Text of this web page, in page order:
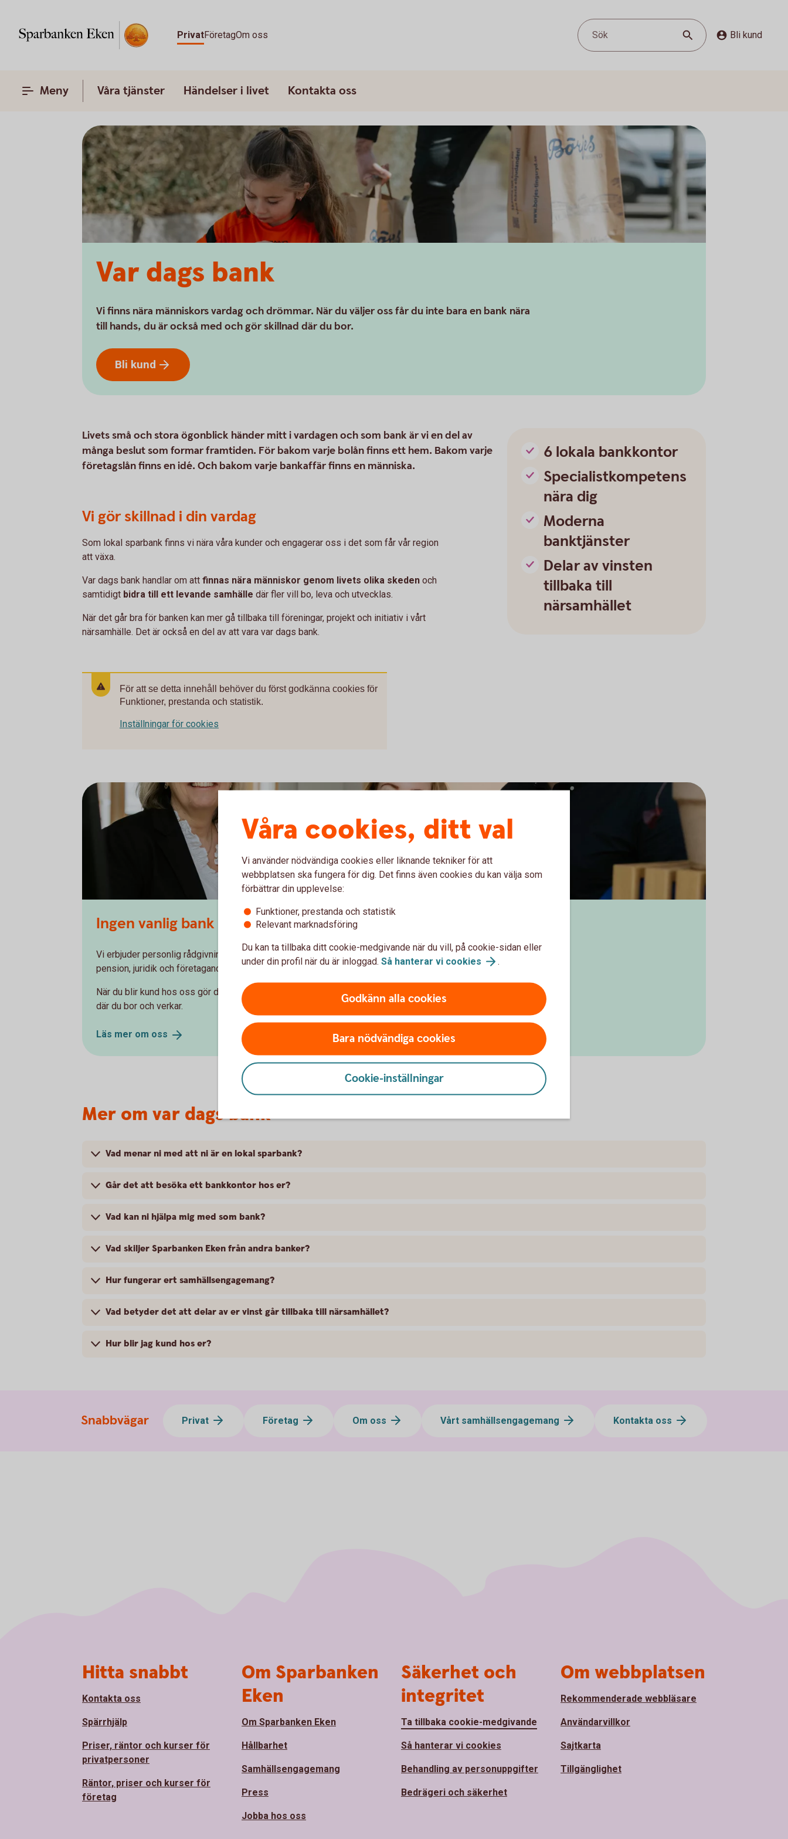
PrivatFöretagOm oss Sök Bli kund
Meny Våra tjänster Händelser i livet Kontakta oss
Var dags bank
Vi finns nära människors vardag och drömmar. När du väljer oss får du inte bara en bank nära
till hands, du är också med och gör skillnad där du bor.
Bli kund
Livets små och stora ögonblick händer mitt i vardagen och som bank är vi en del av
många beslut som formar framtiden. För bakom varje bolån finns ett hem. Bakom varje
företagslån finns en idé. Och bakom varje bankaffär finns en människa.
Vi gör skillnad i din vardag
Som lokal sparbank finns vi nära våra kunder och engagerar oss i det som får vår region
att växa.
Var dags bank handlar om att finnas nära människor genom livets olika skeden och
samtidigt bidra till ett levande samhälle där fler vill bo, leva och utvecklas.
När det går bra för banken kan mer gå tillbaka till föreningar, projekt och initiativ i vårt
närsamhälle. Det är också en del av att vara var dags bank.
6 lokala bankkontor
Specialistkompetens
nära dig
Moderna
banktjänster
Delar av vinsten
tillbaka till
närsamhället
För att se detta innehåll behöver du först godkänna cookies för
Funktioner, prestanda och statistik.
Inställningar för cookies
Ingen vanlig bank
Vi erbjuder personlig rådgivning och specialistkompetens inom bland annat placering,
pension, juridik och företagande – digitalt eller på ett kontor nära dig.
När du blir kund hos oss gör du inte bara ett val för din ekonomi, utan också för platsen
där du bor och verkar.
Läs mer om oss
Mer om var dags bank
Vad menar ni med att ni är en lokal sparbank?
Går det att besöka ett bankkontor hos er?
Vad kan ni hjälpa mig med som bank?
Vad skiljer Sparbanken Eken från andra banker?
Hur fungerar ert samhällsengagemang?
Vad betyder det att delar av er vinst går tillbaka till närsamhället?
Hur blir jag kund hos er?
Snabbvägar Privat Företag Om oss Vårt samhällsengagemang Kontakta oss
Våra cookies, ditt val
Vi använder nödvändiga cookies eller liknande tekniker för att
webbplatsen ska fungera för dig. Det finns även cookies du kan välja som
förbättrar din upplevelse:
Funktioner, prestanda och statistik
Relevant marknadsföring
Du kan ta tillbaka ditt cookie-medgivande när du vill, på cookie-sidan eller
under din profil när du är inloggad. Så hanterar vi cookies .
Godkänn alla cookies
Bara nödvändiga cookies
Cookie-inställningar
Hitta snabbt
Kontakta oss
Spärrhjälp
Priser, räntor och kurser för
privatpersoner
Räntor, priser och kurser för
företag
Om Sparbanken
Eken
Om Sparbanken Eken
Hållbarhet
Samhällsengagemang
Press
Jobba hos oss
Säkerhet och
integritet
Ta tillbaka cookie-medgivande
Så hanterar vi cookies
Behandling av personuppgifter
Bedrägeri och säkerhet
Om webbplatsen
Rekommenderade webbläsare
Användarvillkor
Sajtkarta
Tillgänglighet